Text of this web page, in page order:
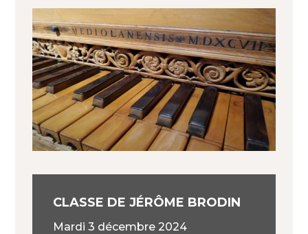
CLASSE DE JÉRÔME BRODIN
mardi 3 décembre 2024